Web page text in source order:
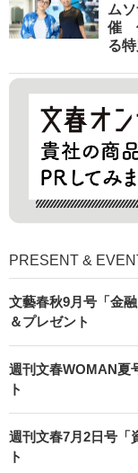
ム
催
る
PRESENT &
文藝春秋9月号「金
＆プレゼント
週刊文春WOMAN夏
ト
週刊文春7月2日号「
ト